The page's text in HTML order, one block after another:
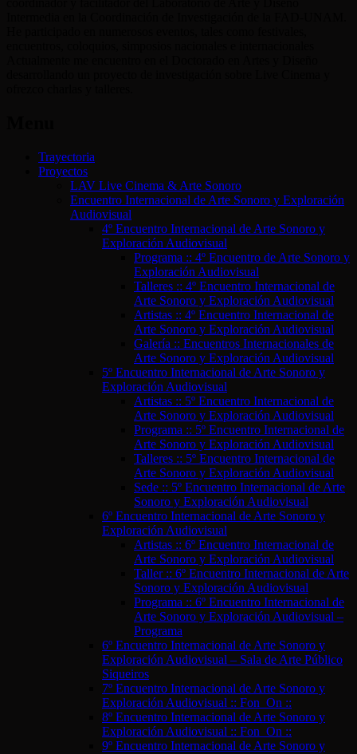
Trayectoria
Proyectos
LAV Live Cinema & Arte Sonoro
Encuentro Internacional de Arte Sonoro y Exploración
Audiovisual
4º Encuentro Internacional de Arte Sonoro y
Exploración Audiovisual
Programa :: 4º Encuentro de Arte Sonoro y
Exploración Audiovisual
Talleres :: 4º Encuentro Internacional de
Arte Sonoro y Exploración Audiovisual
Artistas :: 4º Encuentro Internacional de
Arte Sonoro y Exploración Audiovisual
Galería :: Encuentros Internacionales de
Arte Sonoro y Exploración Audiovisual
5º Encuentro Internacional de Arte Sonoro y
Exploración Audiovisual
Artistas :: 5º Encuentro Internacional de
Arte Sonoro y Exploración Audiovisual
Programa :: 5º Encuentro Internacional de
Arte Sonoro y Exploración Audiovisual
Talleres :: 5º Encuentro Internacional de
Arte Sonoro y Exploración Audiovisual
Sede :: 5º Encuentro Internacional de Arte
Sonoro y Exploración Audiovisual
6º Encuentro Internacional de Arte Sonoro y
Exploración Audiovisual
Artistas :: 6º Encuentro Internacional de
Arte Sonoro y Exploración Audiovisual
Taller :: 6º Encuentro Internacional de Arte
Sonoro y Exploración Audiovisual
Programa :: 6º Encuentro Internacional de
Arte Sonoro y Exploración Audiovisual –
Programa
6º Encuentro Internacional de Arte Sonoro y
Exploración Audiovisual – Sala de Arte Público
Siqueiros
7º Encuentro Internacional de Arte Sonoro y
Exploración Audiovisual :: Fon_On ::
8º Encuentro Internacional de Arte Sonoro y
Exploración Audiovisual :: Fon_On ::
9º Encuentro Internacional de Arte Sonoro y